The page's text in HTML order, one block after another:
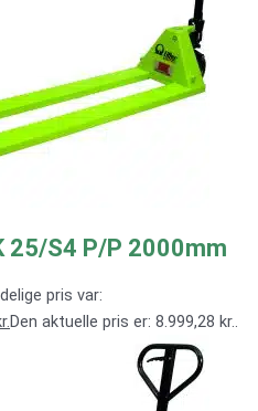
25/S4 P/P 2000mm
pris var:
Den aktuelle pris er: 8.999,28 kr..